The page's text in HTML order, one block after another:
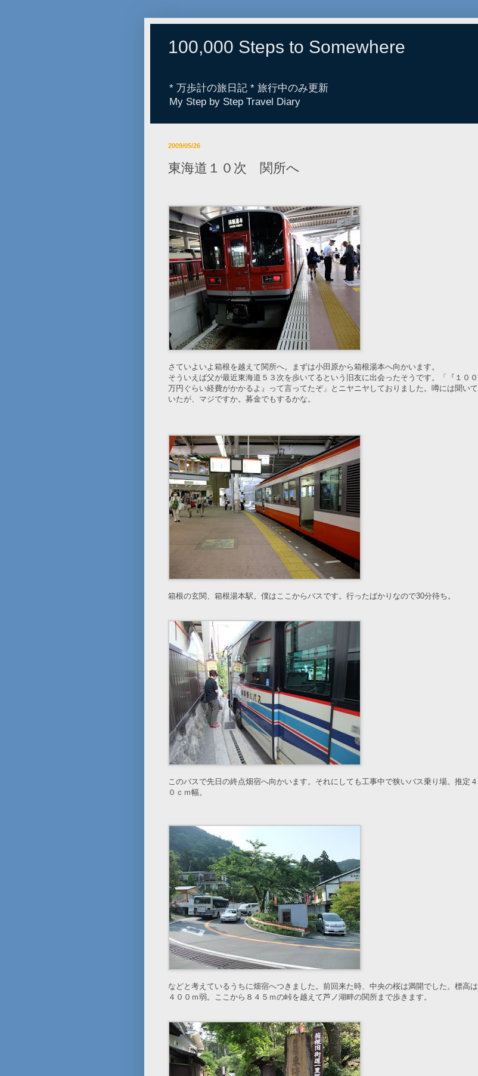
100,000 Steps to Somewhere
* 万歩計の旅日記 * 旅行中のみ更新
My Step by Step Travel Diary
2009/05/26
東海道１０次 関所へ
さていよいよ箱根を越えて関所へ。まずは小田原から箱根湯本へ向かいます。
そういえば父が最近東海道５３次を歩いてるという旧友に出会ったそうです。「『１００
万円ぐらい経費がかかるよ』って言ってたぞ」とニヤニヤしておりました。噂には聞いて
いたが、マジですか。募金でもするかな。
箱根の玄関、箱根湯本駅。僕はここからバスです。行ったばかりなので30分待ち。
このバスで先日の終点畑宿へ向かいます。それにしても工事中で狭いバス乗り場。推定４
０ｃｍ幅。
などと考えているうちに畑宿へつきました。前回来た時、中央の桜は満開でした。標高は
４００ｍ弱。ここから８４５ｍの峠を越えて芦ノ湖畔の関所まで歩きます。